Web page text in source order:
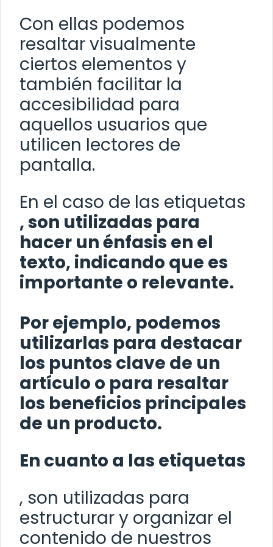
Con ellas podemos
resaltar visualmente
ciertos elementos y
también facilitar la
accesibilidad para
aquellos usuarios que
utilicen lectores de
pantalla.
En el caso de las etiquetas
, son utilizadas para
hacer un énfasis en el
texto, indicando que es
importante o relevante.
Por ejemplo, podemos
utilizarlas para destacar
los puntos clave de un
artículo o para resaltar
los beneficios principales
de un producto.
En cuanto a las etiquetas
, son utilizadas para
estructurar y organizar el
contenido de nuestros